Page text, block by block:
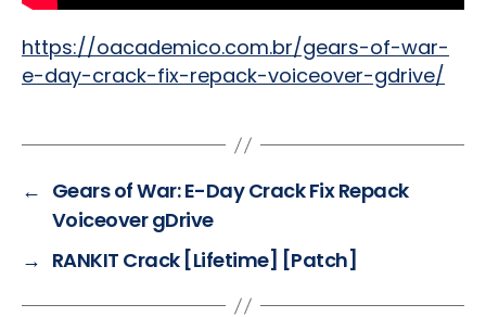
https://oacademico.com.br/gears-of-war-
e-day-crack-fix-repack-voiceover-gdrive/
← Gears of War: E-Day Crack Fix Repack
Voiceover gDrive
→ RANKIT Crack [Lifetime] [Patch]